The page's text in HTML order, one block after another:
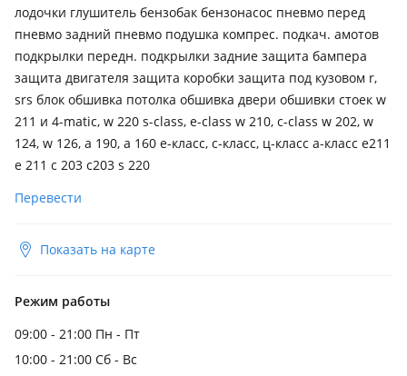
лодочки глушитель бензобак бензонасос пневмо перед
пневмо задний пневмо подушка компрес. подкач. амотов
подкрылки передн. подкрылки задние защита бампера
защита двигателя защита коробки защита под кузовом r,
srs блок обшивка потолка обшивка двери обшивки стоек w
211 и 4-matic, w 220 s-class, e-class w 210, c-class w 202, w
124, w 126, a 190, a 160 е-класс, с-класс, ц-класс а-класс e211
e 211 c 203 c203 s 220
Перевести
Показать на карте
Режим работы
09:00 - 21:00 Пн - Пт
10:00 - 21:00 Сб - Вс